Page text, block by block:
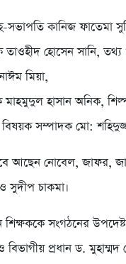
সভাপতি কানিজ ফাতেমা
হোসেন সানি,
মিয়া,
মাহমুদুল হাসান অনিক,
সম্পাদক মো:
আছেন নোবেল,
সুদীপ চাকমা।
শিক্ষককে সংগঠনের
প্রধান ড. মুহাম্মদ